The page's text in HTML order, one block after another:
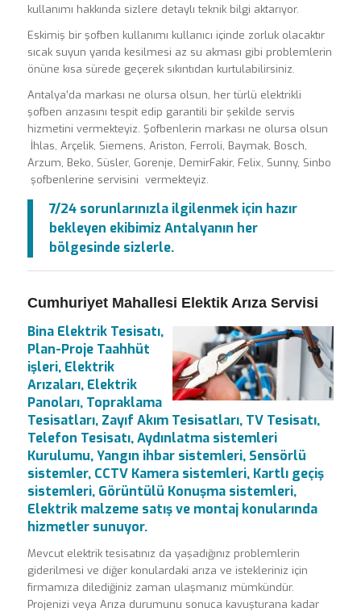
kullanımı hakkında sizlere detaylı teknik bilgi aktarıyor.
Eskimiş bir şofben kullanımı kullanıcı içinde zorluk olacaktır
sıcak suyun yarıda kesilmesi az su akması gibi problemlerin
önüne kısa sürede geçerek sıkıntıdan kurtulabilirsiniz.
Antalya’da markası ne olursa olsun, her türlü elektrikli
şofben arızasını tespit edip garantili bir şekilde servis
hizmetini vermekteyiz. Şofbenlerin markası ne olursa olsun
İhlas, Arçelik, Siemens, Ariston, Ferroli, Baymak, Bosch,
Arzum, Beko, Süsler, Gorenje, DemirFakir, Felix, Sunny, Sinbo
şofbenlerine servisini vermekteyiz.
7/24 sorunlarınızla ilgilenmek için hazır
bekleyen ekibimiz Antalyanın her
bölgesinde sizlerle.
Cumhuriyet Mahallesi Elektik Arıza Servisi
Bina Elektrik Tesisatı,
Plan-Proje Taahhüt
işleri, Elektrik
Arızaları, Elektrik
Panoları, Topraklama
Tesisatları, Zayıf Akım Tesisatları, TV Tesisatı,
Telefon Tesisatı, Aydınlatma sistemleri
Kurulumu, Yangın ihbar sistemleri, Sensörlü
sistemler, CCTV Kamera sistemleri, Kartlı geçiş
sistemleri, Görüntülü Konuşma sistemleri,
Elektrik malzeme satış ve montaj konularında
hizmetler sunuyor.
Mevcut elektrik tesisatınız da yaşadığınız problemlerin
giderilmesi ve diğer konulardaki arıza ve istekleriniz için
firmamıza dilediğiniz zaman ulaşmanız mümkündür.
Projenizi veya Arıza durumunu sonuca kavuşturana kadar